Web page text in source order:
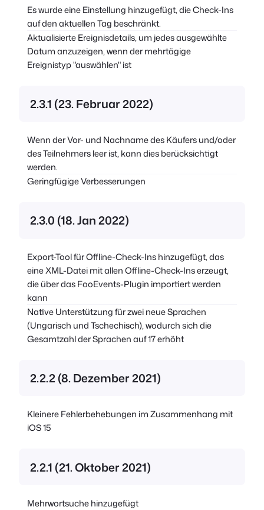
Es wurde eine Einstellung hinzugefügt, die Check-Ins
auf den aktuellen Tag beschränkt.
Aktualisierte Ereignisdetails, um jedes ausgewählte
Datum anzuzeigen, wenn der mehrtägige
Ereignistyp "auswählen" ist
2.3.1 (23. Februar 2022)
Wenn der Vor- und Nachname des Käufers und/oder
des Teilnehmers leer ist, kann dies berücksichtigt
werden.
Geringfügige Verbesserungen
2.3.0 (18. Jan 2022)
Export-Tool für Offline-Check-Ins hinzugefügt, das
eine XML-Datei mit allen Offline-Check-Ins erzeugt,
die über das FooEvents-Plugin importiert werden
kann
Native Unterstützung für zwei neue Sprachen
(Ungarisch und Tschechisch), wodurch sich die
Gesamtzahl der Sprachen auf 17 erhöht
2.2.2 (8. Dezember 2021)
Kleinere Fehlerbehebungen im Zusammenhang mit
iOS 15
2.2.1 (21. Oktober 2021)
Mehrwortsuche hinzugefügt